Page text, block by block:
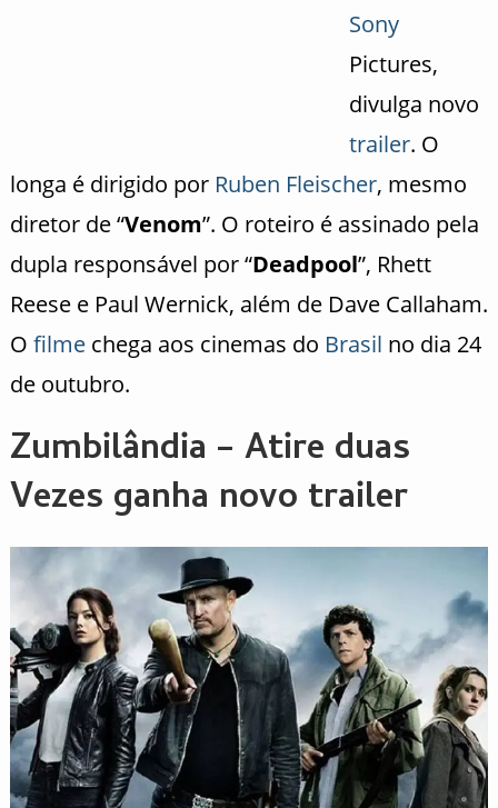
Sony
Pictures,
divulga novo
trailer. O
longa é dirigido por Ruben Fleischer, mesmo
diretor de “Venom”. O roteiro é assinado pela
dupla responsável por “Deadpool”, Rhett
Reese e Paul Wernick, além de Dave Callaham.
O filmechega aos cinemas do Brasil no dia 24
de outubro.
Zumbilândia – Atire duas
Vezes ganha novo trailer